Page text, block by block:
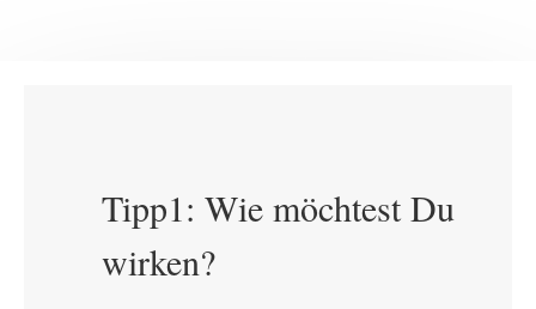
Tipp1: Wie möchtest Du
wirken?